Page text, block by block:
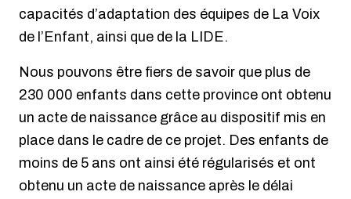
capacités d’adaptation des équipes de La Voix
de l’Enfant, ainsi que de la LIDE.
Nous pouvons être fiers de savoir que plus de
230 000 enfants dans cette province ont obtenu
un acte de naissance grâce au dispositif mis en
place dans le cadre de ce projet. Des enfants de
moins de 5 ans ont ainsi été régularisés et ont
obtenu un acte de naissance après le délai